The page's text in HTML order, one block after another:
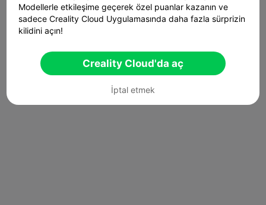
Modellerle etkileşime geçerek özel puanlar kazanın ve
sadece Creality Cloud Uygulamasında daha fazla sürprizin
kilidini açın!
Creality Cloud'da aç
İptal etmek